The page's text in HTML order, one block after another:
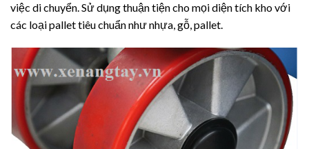
việc di chuyển. Sử dụng thuận tiện cho mọi diện tích kho với
các loại pallet tiêu chuẩn như nhựa, gỗ, pallet.